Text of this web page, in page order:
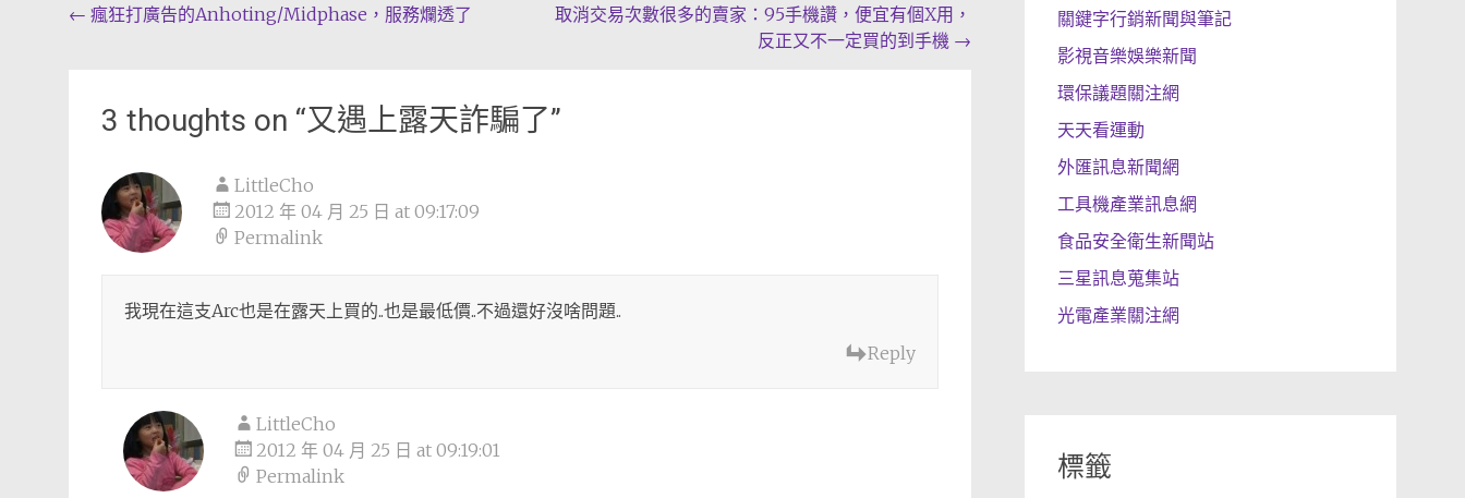
Post
← 瘋狂打廣告的Anhoting/Midphase，服務爛透了
取消交易次數很多的賣家：95手機讚，便宜有個X用，
反正又不一定買的到手機 →
3 thoughts on “又遇上露天詐騙了”
LittleCho
2012 年 04 月 25 日 at 09:17:09
Permalink
我現在這支Arc也是在露天上買的..也是最低價..不過還好沒啥問題..
Reply
LittleCho
2012 年 04 月 25 日 at 09:19:01
Permalink
關鍵字行銷新聞與筆記
影視音樂娛樂新聞
環保議題關注網
天天看運動
外匯訊息新聞網
工具機產業訊息網
食品安全衛生新聞站
三星訊息蒐集站
光電產業關注網
標籤